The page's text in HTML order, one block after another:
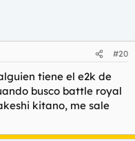
#20
tiene el e2k de
busco battle royal
kitano, me sale